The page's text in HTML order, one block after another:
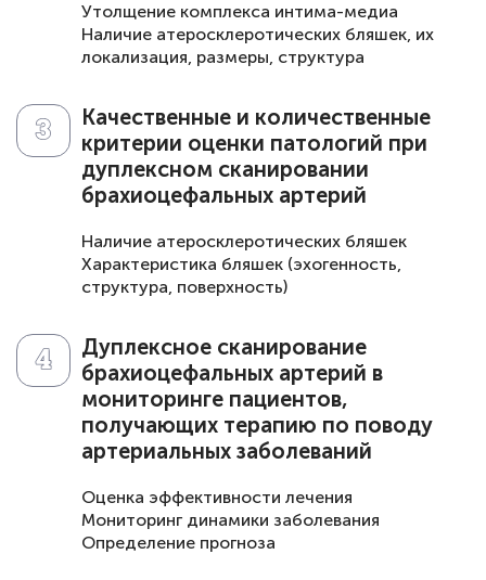
Утолщение комплекса интима-медиа
Наличие атеросклеротических бляшек, их
локализация, размеры, структура
скоростных показателей
Наличие аневризматических расширений
Извитость, деформация сосудов
Признаки тромбоза или эмболии
Качественные и количественные
критерии оценки патологий при
дуплексном сканировании
брахиоцефальных артерий
Наличие атеросклеротических бляшек
Характеристика бляшек (эхогенность,
структура, поверхность)
Аномалии хода и строения сосудов
Степень стеноза сосуда
Скоростные показатели кровотока (пиковая
систолическая скорость, конечная
диастолическая скорость, индекс
резистентности)
Диаметр сосуда
Толщина комплекса интима-медиа
Наличие коллатерального кровотока
Дуплексное сканирование
брахиоцефальных артерий в
мониторинге пациентов,
получающих терапию по поводу
артериальных заболеваний
Оценка эффективности лечения
Мониторинг динамики заболевания
Определение прогноза